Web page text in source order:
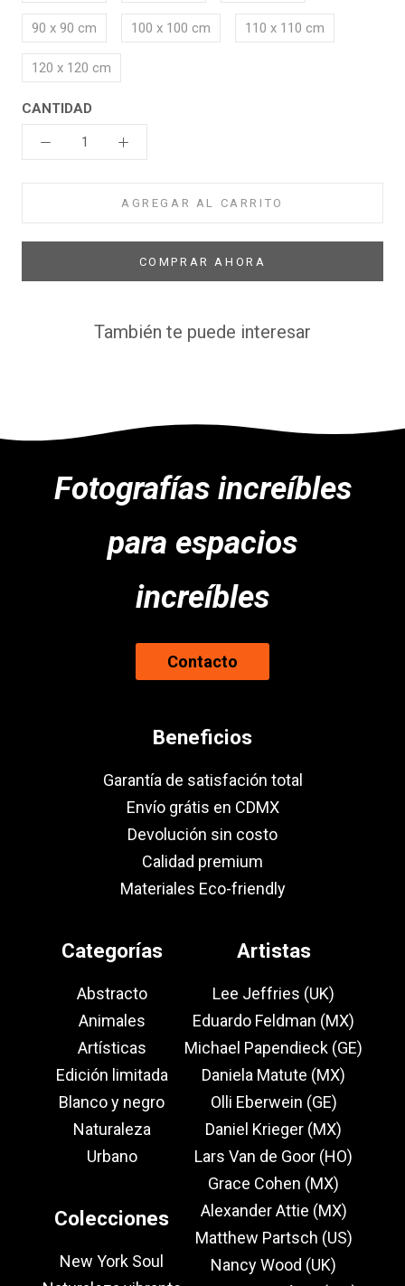
90 x 90 cm 100 x 100 cm 110 x 110 cm
120 x 120 cm
CANTIDAD
AGREGAR AL CARRITO
COMPRAR AHORA
También te puede interesar
Fotografías increíbles
para espacios
increíbles
Contacto
Beneficios
Garantía de satisfación total
Envío grátis en CDMX
Devolución sin costo
Calidad premium
Materiales Eco-friendly
Categorías
Abstracto
Animales
Artísticas
Edición limitada
Blanco y negro
Naturaleza
Urbano
Colecciones
New York Soul
Artistas
Lee Jeffries (UK)
Eduardo Feldman (MX)
Michael Papendieck (GE)
Daniela Matute (MX)
Olli Eberwein (GE)
Daniel Krieger (MX)
Lars Van de Goor (HO)
Grace Cohen (MX)
Alexander Attie (MX)
Matthew Partsch (US)
Nancy Wood (UK)